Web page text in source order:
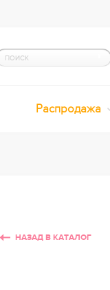
Распродажа
НАЗАД В КАТАЛОГ